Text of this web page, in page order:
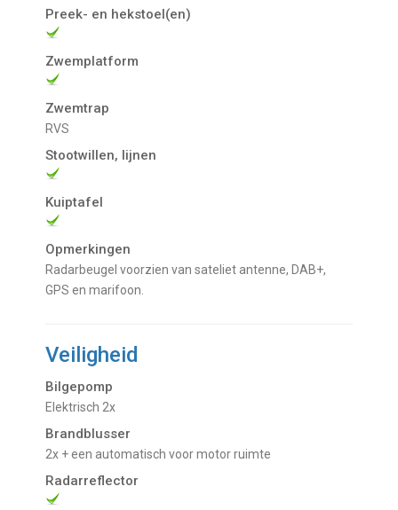
Preek- en hekstoel(en)
Zwemplatform
Zwemtrap
RVS
Stootwillen, lijnen
Kuiptafel
Opmerkingen
Radarbeugel voorzien van sateliet antenne, DAB+,
GPS en marifoon.
Veiligheid
Bilgepomp
Elektrisch 2x
Brandblusser
2x + een automatisch voor motor ruimte
Radarreflector